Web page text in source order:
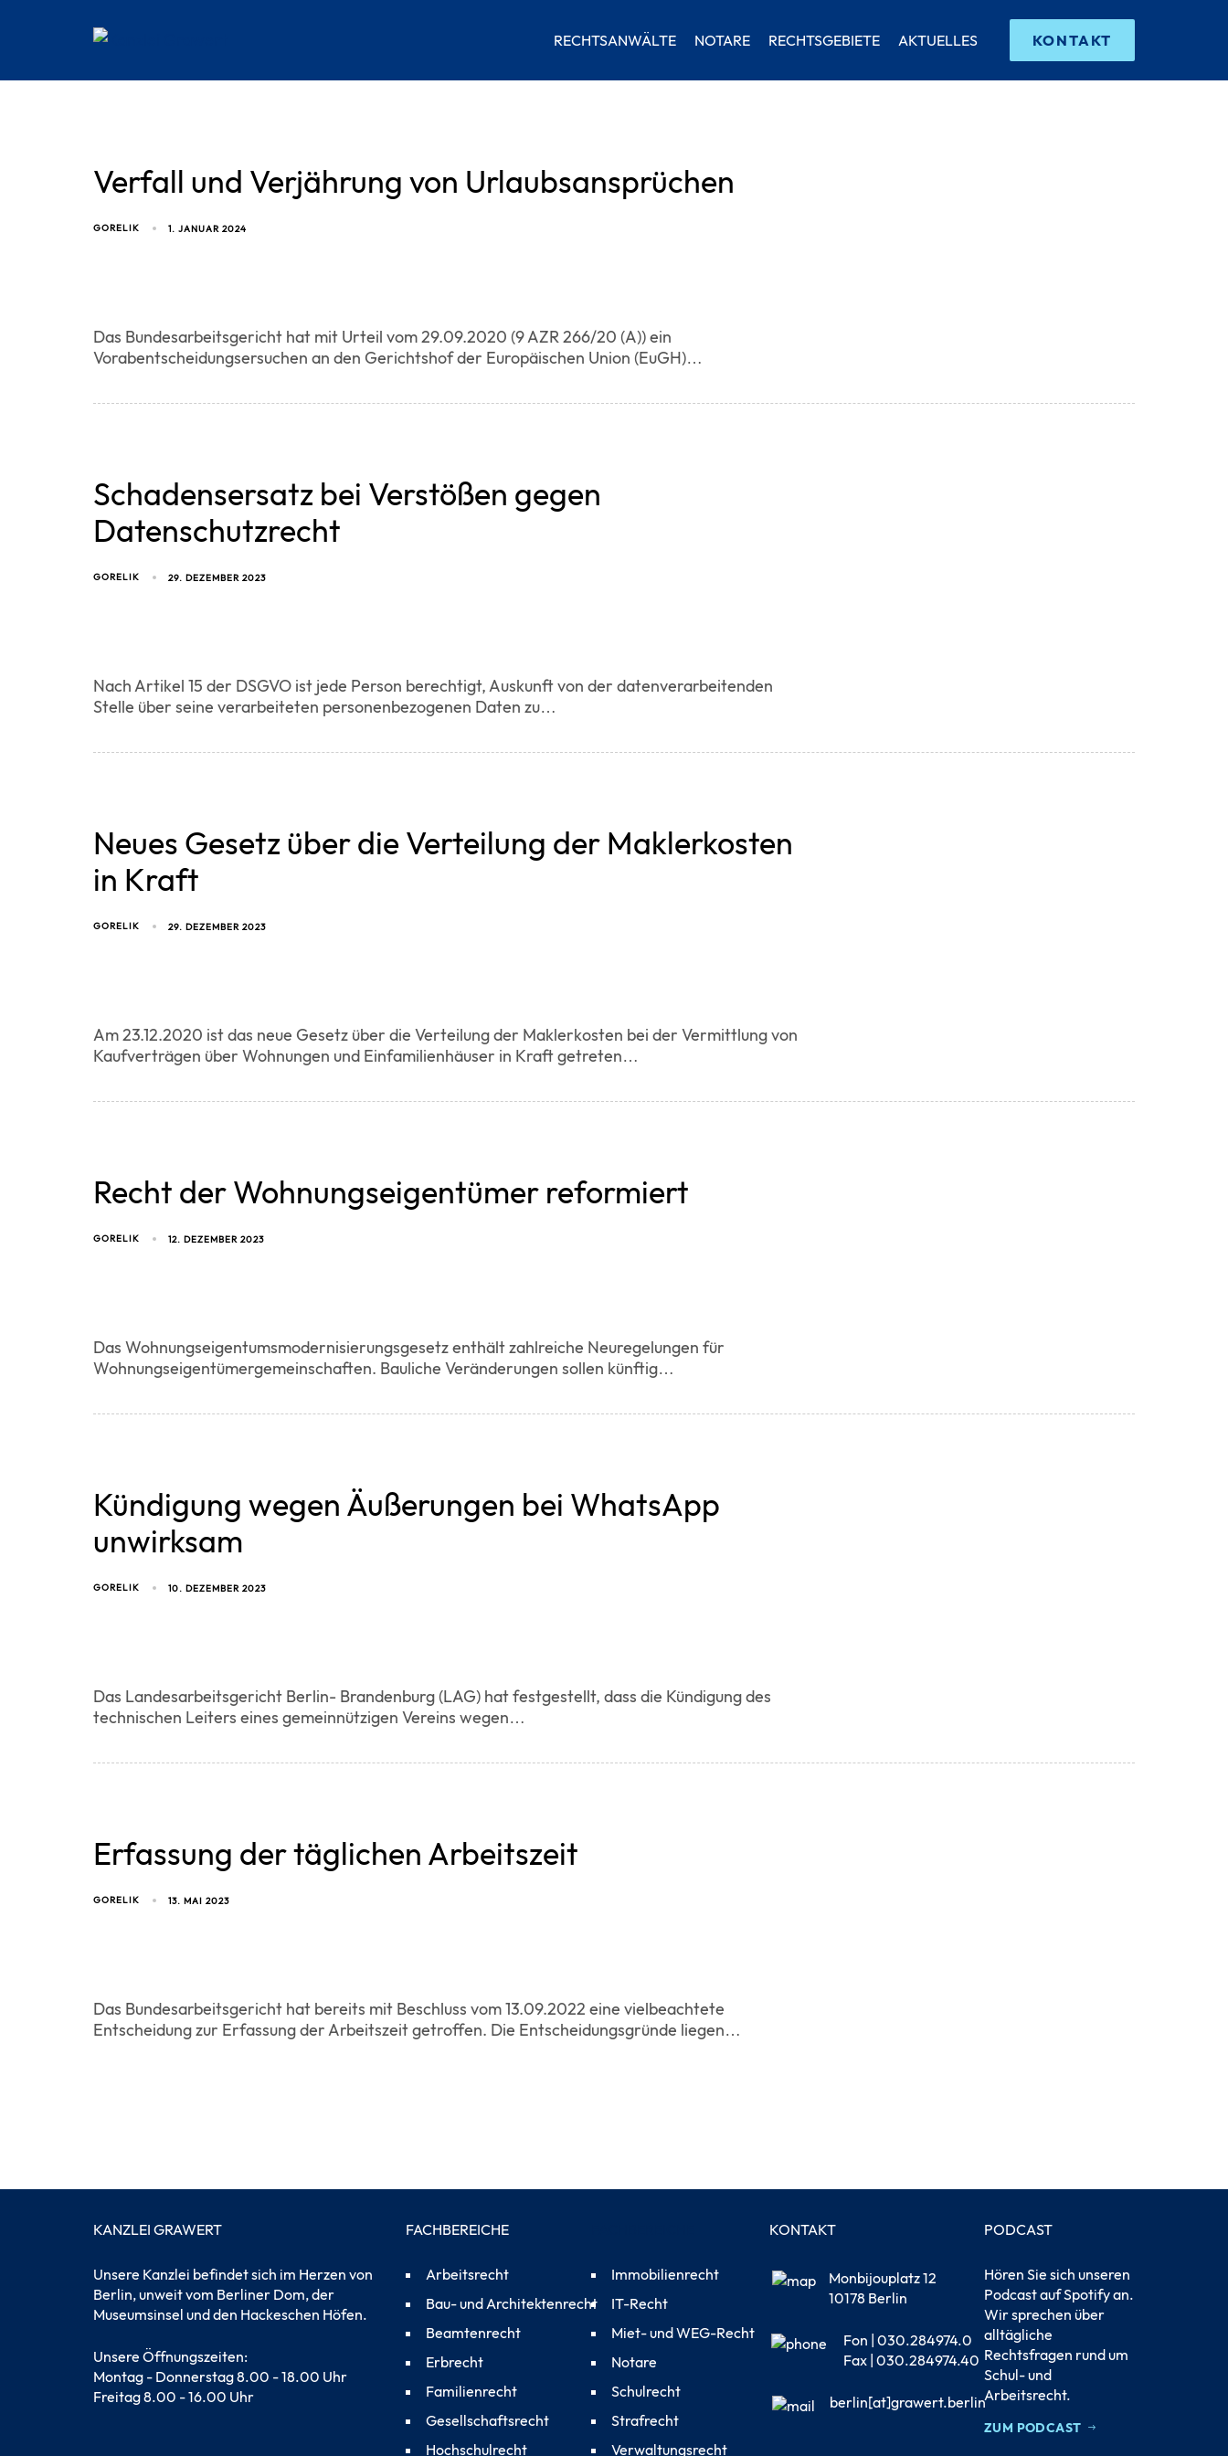
RECHTSANWÄLTE NOTARE RECHTSGEBIETE AKTUELLES KONTAKT
Verfall und Verjährung von Urlaubsansprüchen
GORELIK 1. JANUAR 2024
Das Bundesarbeitsgericht hat mit Urteil vom 29.09.2020 (9 AZR 266/20 (A)) ein
Vorabentscheidungsersuchen an den Gerichtshof der Europäischen Union (EuGH)…
Schadensersatz bei Verstößen gegen
Datenschutzrecht
GORELIK 29. DEZEMBER 2023
Nach Artikel 15 der DSGVO ist jede Person berechtigt, Auskunft von der datenverarbeitenden
Stelle über seine verarbeiteten personenbezogenen Daten zu…
Neues Gesetz über die Verteilung der Maklerkosten
in Kraft
GORELIK 29. DEZEMBER 2023
Am 23.12.2020 ist das neue Gesetz über die Verteilung der Maklerkosten bei der Vermittlung von
Kaufverträgen über Wohnungen und Einfamilienhäuser in Kraft getreten…
Recht der Wohnungseigentümer reformiert
GORELIK 12. DEZEMBER 2023
Das Wohnungseigentumsmodernisierungsgesetz enthält zahlreiche Neuregelungen für
Wohnungseigentümergemeinschaften. Bauliche Veränderungen sollen künftig…
Kündigung wegen Äußerungen bei WhatsApp
unwirksam
GORELIK 10. DEZEMBER 2023
Das Landesarbeitsgericht Berlin- Brandenburg (LAG) hat festgestellt, dass die Kündigung des
technischen Leiters eines gemeinnützigen Vereins wegen…
Erfassung der täglichen Arbeitszeit
GORELIK 13. MAI 2023
Das Bundesarbeitsgericht hat bereits mit Beschluss vom 13.09.2022 eine vielbeachtete
Entscheidung zur Erfassung der Arbeitszeit getroffen. Die Entscheidungsgründe liegen…
KANZLEI GRAWERT
Unsere Kanzlei befindet sich im Herzen von
Berlin, unweit vom Berliner Dom, der
Museumsinsel und den Hackeschen Höfen.
Unsere Öffnungszeiten:
Montag - Donnerstag 8.00 - 18.00 Uhr
Freitag 8.00 - 16.00 Uhr
FACHBEREICHE
Arbeitsrecht
Bau- und Architektenrecht
Beamtenrecht
Erbrecht
Familienrecht
Gesellschaftsrecht
Hochschulrecht
Immobilienrecht
IT-Recht
Miet- und WEG-Recht
Notare
Schulrecht
Strafrecht
Verwaltungsrecht
KONTAKT
Monbijouplatz 12
10178 Berlin
Fon | 030.284974.0
Fax | 030.284974.40
berlin[at]grawert.berlin
PODCAST
Hören Sie sich unseren
Podcast auf Spotify an.
Wir sprechen über
alltägliche
Rechtsfragen rund um
Schul- und
Arbeitsrecht.
ZUM PODCAST